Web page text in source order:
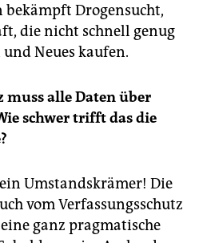
bekämpft Drogensucht,
die nicht schnell genug
Neues kaufen.
muss alle Daten über
schwer trifft das die
Umstandskrämer! Die
vom Verfassungsschutz
ganz pragmatische